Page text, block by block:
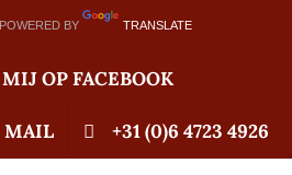
BY TRANSLATE
OP FACEBOOK
MAIL +31 (0)6 4723 4926